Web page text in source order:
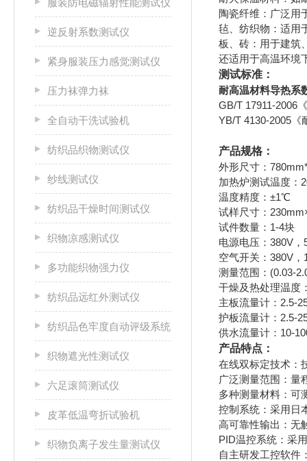
服装防电磁辐射性能测试仪
逆反射系数测试仪
紧身服装压力感觉测试仪
压力袜弹力袜
全自动干洗试验机
纺织品织物测试仪
纱线测试仪
纺织品干燥时间测试仪
织物凉感测试仪
多功能织物强力仪
纺织品远红外测试仪
纺织品色牢度自动评级系统
织物遮光性测试仪
六足滚筒测试仪
皮革低温弯折试验机
织物负离子发生量测试仪
陶瓷纤维：广泛用
毡、纺织物：适用
板、砖：用于建筑
还适用于高温环境
测试标准：
耐高温材料导热系
GB/T 17911-2006
YB/T 4130-2005《
产品规格：
外形尺寸：
加热炉测试温度
温度精度：±1℃
试样尺寸：
试件数量：1-4块
电源电压：380V，
空气开关：380V，
测量范围：(0.03-
干燥及热处理温
主板流量计：2.5-
护板流量计：2.5-
供水流量计：10-
产品特点：
在线双标定技术：
广泛测量范围：量
多种测量材料：可
控制系统：采用日
高可靠性输出：无
PID温控系统：采
自主研发工控软件